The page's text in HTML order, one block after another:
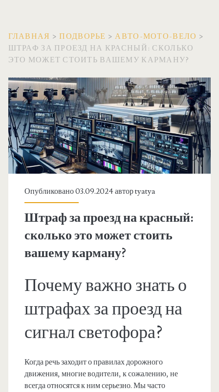
ГЛАВНАЯ >ПОДВОРЬЕ >АВТО-МОТО-ВЕЛО >
ШТРАФ ЗА ПРОЕЗД НА КРАСНЫЙ: СКОЛЬКО
ЭТО МОЖЕТ СТОИТЬ ВАШЕМУ КАРМАНУ?
Опубликовано 03.09.2024 авторtyatya
Штраф за проезд на красный:
сколько это может стоить
вашему карману?
Почему важно знать о
штрафах за проезд на
сигнал светофора?
Когда речь заходит о правилах дорожного
движения, многие водители, к сожалению, не
всегда относятся к ним серьезно. Мы часто